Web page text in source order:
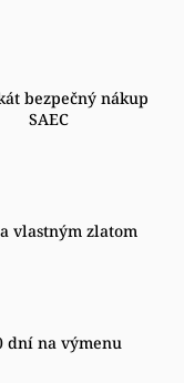
bezpečný nákup
SAEC
vlastným zlatom
dní na výmenu